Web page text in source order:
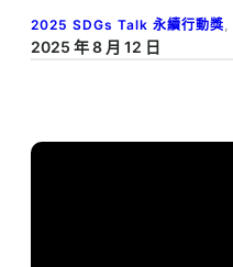
2025 SDGs Talk 永續行動獎
2025 年 8 月 12 日